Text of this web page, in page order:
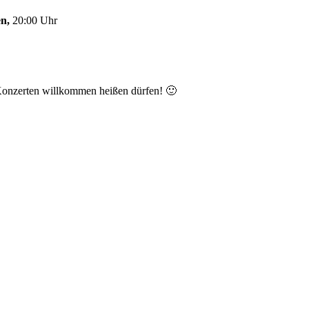
20:00 Uhr
willkommen heißen dürfen! 🙂